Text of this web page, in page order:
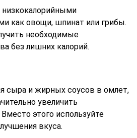
низкокалорийными
как овощи, шпинат или грибы.
необходимые
без лишних калорий.
сыра и жирных соусов в омлет,
увеличить
этого используйте
вкуса.